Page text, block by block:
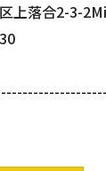
上落合2-3-